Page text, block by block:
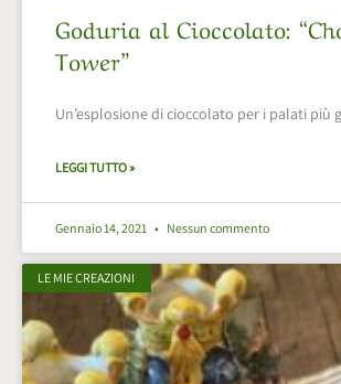
Goduria al Cioccolato:
Tower”
Un’esplosione di cioccolato per i palati più
LEGGI TUTTO »
Gennaio 14, 2021 Nessun commento
LE MIE CREAZIONI